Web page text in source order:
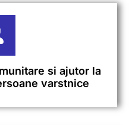
si ajutor la
varstnice